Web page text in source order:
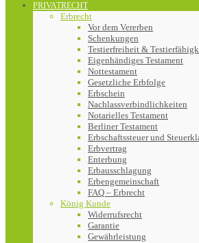
PRIVATRECHT
Erbrecht
Vor dem Vererben
Schenkungen
Testierfreiheit &
Eigenhändiges Testament
Nottestament
Gesetzliche Erbfolge
Erbschein
Nachlassverbindlichkeiten
Notarielles Testament
Berliner Testament
Erbschaftssteuer und
Erbvertrag
Enterbung
Erbausschlagung
Erbengemeinschaft
FAQ – Erbrecht
König Kunde
Widerrufsrecht
Garantie
Gewährleistung